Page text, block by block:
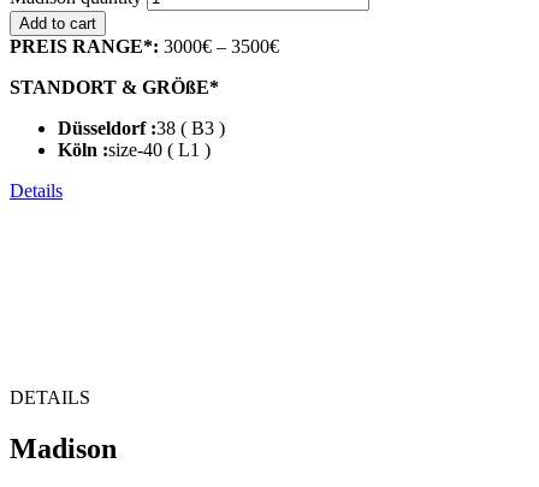
Add to cart
PREIS RANGE*: 3000€ – 3500€
STANDORT & GRÖßE*
Düsseldorf :38 ( B3 )
Köln :size-40 ( L1 )
Details
DETAILS
Madison